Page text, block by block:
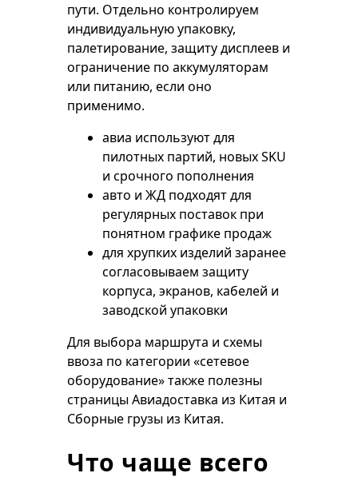
пути. Отдельно контролируем
индивидуальную упаковку,
палетирование, защиту дисплеев и
ограничение по аккумуляторам
или питанию, если оно
применимо.
авиа используют для
пилотных партий, новых SKU
и срочного пополнения
авто и ЖД подходят для
регулярных поставок при
понятном графике продаж
для хрупких изделий заранее
согласовываем защиту
корпуса, экранов, кабелей и
заводской упаковки
Для выбора маршрута и схемы
ввоза по категории «сетевое
оборудование» также полезны
страницыАвиадоставка из Китая и
Сборные грузы из Китая.
Что чаще всего